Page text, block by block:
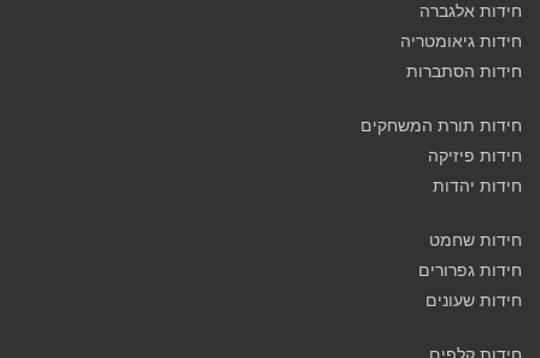
חידות אלגברה
חידות גיאומטריה
חידות הסתברות
חידות תורת המשחקים
חידות פיזיקה
חידות יהדות
חידות שחמט
חידות גפרורים
חידות שעונים